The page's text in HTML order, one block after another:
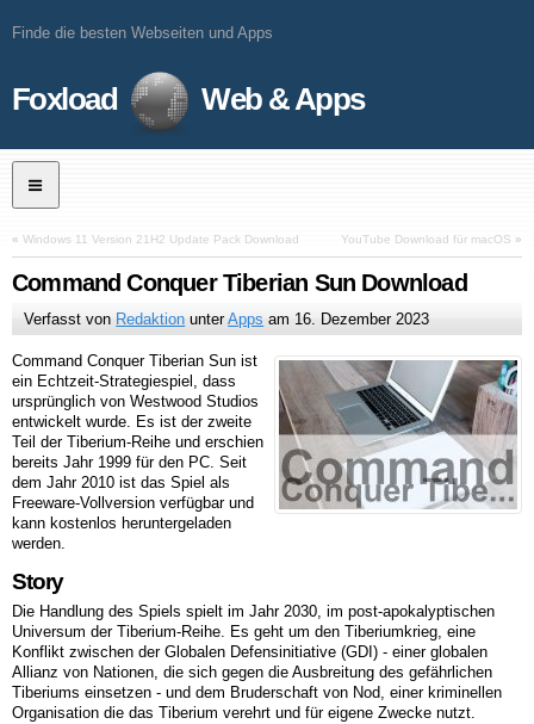
Finde die besten Webseiten und Apps
Foxload Web & Apps
« Windows 11 Version 21H2 Update Pack Download YouTube Download für macOS »
Command Conquer Tiberian Sun Download
Verfasst von Redaktion unterApps am 16. Dezember 2023
Command Conquer Tiberian Sun ist
ein Echtzeit-Strategiespiel, dass
ursprünglich von Westwood Studios
entwickelt wurde. Es ist der zweite
Teil der Tiberium-Reihe und erschien
bereits Jahr 1999 für den PC. Seit
dem Jahr 2010 ist das Spiel als
Freeware-Vollversion verfügbar und
kann kostenlos heruntergeladen
werden.
Story
Die Handlung des Spiels spielt im Jahr 2030, im post-apokalyptischen
Universum der Tiberium-Reihe. Es geht um den Tiberiumkrieg, eine
Konflikt zwischen der Globalen Defensinitiative (GDI) - einer globalen
Allianz von Nationen, die sich gegen die Ausbreitung des gefährlichen
Tiberiums einsetzen - und dem Bruderschaft von Nod, einer kriminellen
Organisation die das Tiberium verehrt und für eigene Zwecke nutzt.